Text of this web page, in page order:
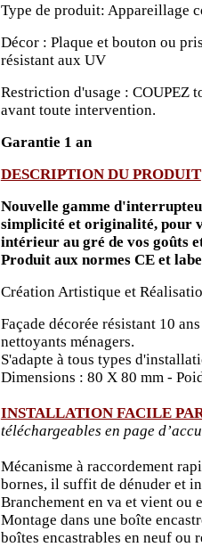
Type de produit: Appareillage
Décor : Plaque et bouton ou
résistant aux UV
Restriction d'usage : COUPEZ
avant toute intervention.
Garantie 1 an
DESCRIPTION DU PRODUIT
Nouvelle gamme
simplicité et originalité, pour
intérieur au gré de vos goûts
Produit aux normes CE et
Création Artistique et
Façade décorée résistant 10
nettoyants ménagers.
S'adapte à tous types
Dimensions : 80 X 80 mm -
INSTALLATION FACILE
téléchargeables en page
Mécanisme à raccordement
bornes, il suffit de dénuder et
Branchement en va et vient ou
Montage dans une boîte
boîtes encastrables en neuf ou